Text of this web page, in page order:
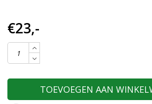
€23,-
TOEVOEGEN AAN